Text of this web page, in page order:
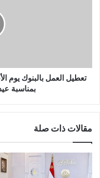
بمناسبة
مقالات ذات صلة